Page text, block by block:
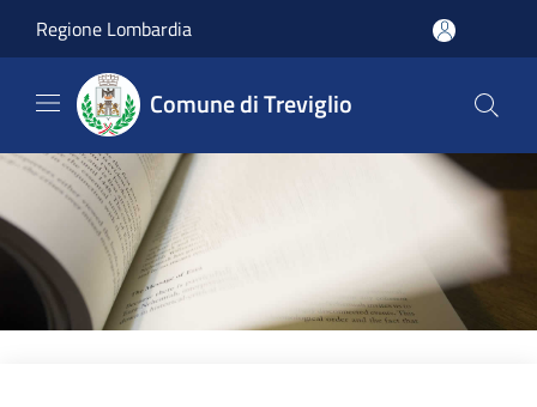
Regione Lombardia
Comune di Treviglio